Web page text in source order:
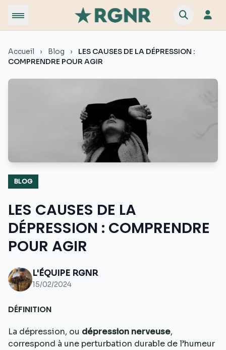
Accueil › Blog ›
LES CAUSES DE LA DÉPRESSION :
COMPRENDRE POUR AGIR
BLOG
LES CAUSES DE LA
DÉPRESSION : COMPRENDRE
POUR AGIR
L'ÉQUIPE RGNR
15/02/2024
DÉFINITION
La dépression, ou dépression nerveuse,
correspond à une perturbation durable de l’humeur